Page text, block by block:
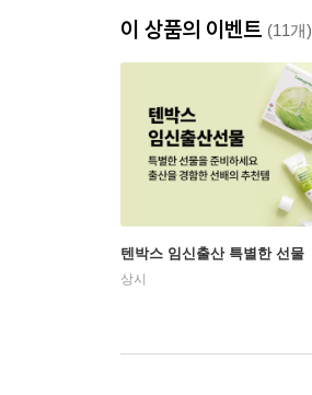
이 상품의 이벤트 (11개)
텐박스 임신출산 특별한 선물
상시